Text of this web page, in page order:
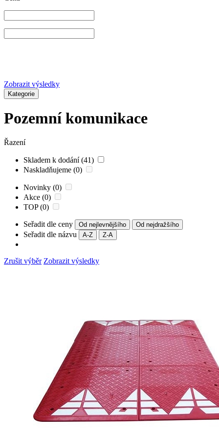
Zobrazit výsledky
Kategorie
Pozemní komunikace
Řazení
Skladem k dodání (41)
Naskladňujeme (0)
Novinky (0)
Akce (0)
TOP (0)
Seřadit dle ceny Od nejlevnějšího Od nejdražšího
Seřadit dle názvu A-Z Z-A
Zrušit výběr Zobrazit výsledky